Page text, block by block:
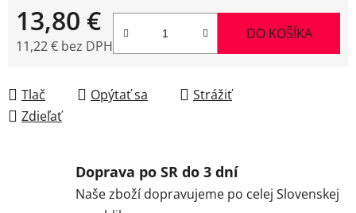
13,80 €
11,22 € bez DPH
DO KOŠÍKA
Tlač Opýtať sa
Strážiť
Zdieľať
Doprava po SR do 3 dní
Naše zboží dopravujeme po celej Slovenskej